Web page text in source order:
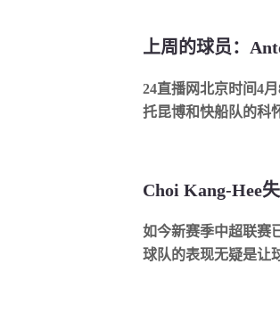
上周的球员：
24直播网北京时间4
托昆博和快船队的科
如今新赛季中超联赛
球队的表现无疑是让